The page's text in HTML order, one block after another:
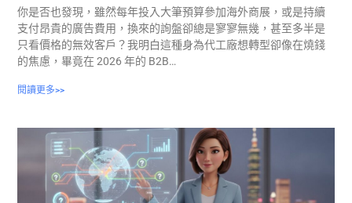
你是否也發現，雖然每年投入大筆預算參加海外商展，或是持續
支付昂貴的廣告費用，換來的詢盤卻總是寥寥無幾，甚至多半是
只看價格的無效客戶？我明白這種身為代工廠想轉型卻像在燒錢
的焦慮，畢竟在 2026 年的 B2B…
閱讀更多>>